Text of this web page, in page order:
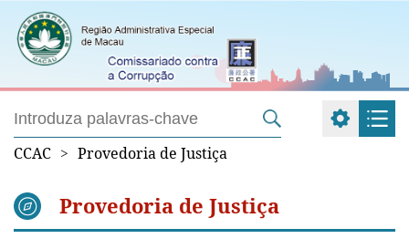
CCAC > Provedoria de Justiça
Provedoria de Justiça